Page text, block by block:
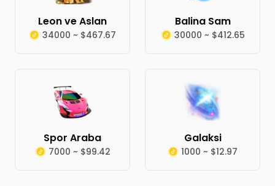
Leon ve Aslan
34000 ~ $467.67
Balina Sam
30000 ~ $412.65
Spor Araba
7000 ~ $99.42
Galaksi
1000 ~ $12.97